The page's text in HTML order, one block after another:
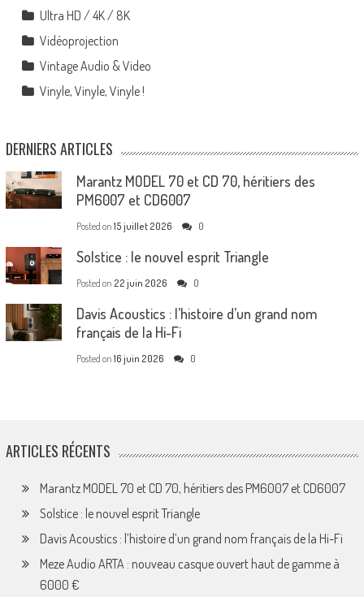
Ultra HD / 4K / 8K
Vidéoprojection
Vintage Audio & Video
Vinyle, Vinyle, Vinyle !
DERNIERS ARTICLES
Marantz MODEL 70 et CD 70, héritiers des
PM6007 et CD6007
Posted on 15 juillet 2026 0
Solstice : le nouvel esprit Triangle
Posted on 22 juin 2026 0
Davis Acoustics : l’histoire d’un grand nom
français de la Hi-Fi
Posted on 16 juin 2026 0
ARTICLES RÉCENTS
Marantz MODEL 70 et CD 70, héritiers des PM6007 et CD6007
Solstice : le nouvel esprit Triangle
Davis Acoustics : l’histoire d’un grand nom français de la Hi-Fi
Meze Audio ARTA : nouveau casque ouvert haut de gamme à
6000 €